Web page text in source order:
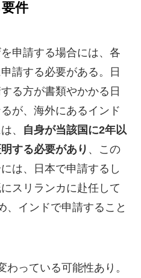
件
申請する場合には、各
請する必要がある。日
る方が書類やかかる日
が、海外にあるインド
、
自身が当該国に2年以
する必要があり 、この
は、日本で申請するし
スリランカに赴任して
、インドで申請すること
っている可能性あり。